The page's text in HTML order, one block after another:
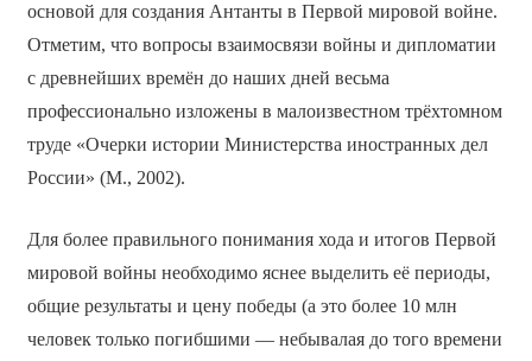
основой для создания Антанты в Первой мировой войне.
Отметим, что вопросы взаимосвязи войны и дипломатии
с древнейших времён до наших дней весьма
профессионально изложены в малоизвестном трёхтомном
труде «Очерки истории Министерства иностранных дел
России» (М., 2002).
Для более правильного понимания хода и итогов Первой
мировой войны необходимо яснее выделить её периоды,
общие результаты и цену победы (а это более 10 млн
человек только погибшими — небывалая до того времени